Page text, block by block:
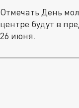
Отмечать День
центре будут в
26 июня.